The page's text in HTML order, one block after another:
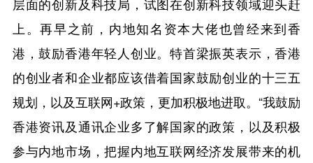
上。再早之前，内地知名资本大佬也曾经来到香
港，鼓励香港年轻人创业。特首梁振英表示，香港
的创业者和企业都应该借着国家鼓励创业的十三五
规划，以及互联网+政策，更加积极地进取。“我鼓励
香港资讯及通讯企业多了解国家的政策，以及积极
参与内地市场，把握内地互联网经济发展带来的机